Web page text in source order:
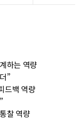
하는 역량
”
드백 역량
찰 역량